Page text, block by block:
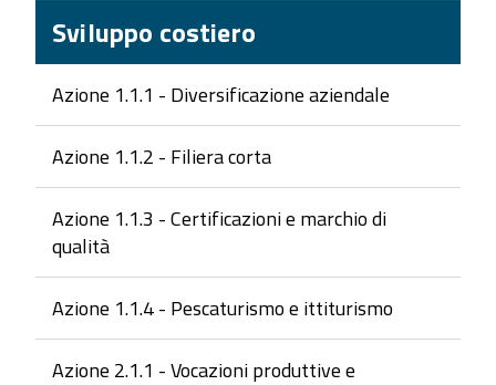
Sviluppo costiero
Azione 1.1.1 - Diversificazione aziendale
Azione 1.1.2 - Filiera corta
Azione 1.1.3 - Certificazioni e marchio di
qualità
Azione 1.1.4 - Pescaturismo e ittiturismo
Azione 2.1.1 - Vocazioni produttive e